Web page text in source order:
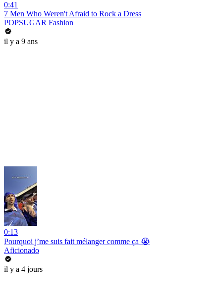
0:41
7 Men Who Weren't Afraid to Rock a Dress
POPSUGAR Fashion
il y a 9 ans
0:13
Pourquoi j’me suis fait mélanger comme ça 😭
Aficionado
il y a 4 jours